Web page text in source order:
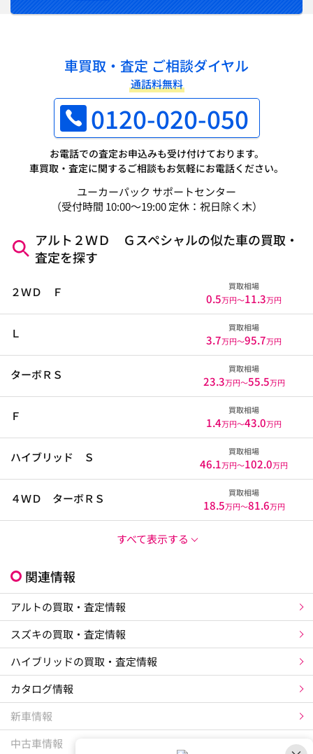
車買取・査定 ご相談ダイヤル
通話料無料
0120-020-050
お電話での査定お申込みも受け付けております。
車買取・査定に関するご相談もお気軽にお電話ください。
ユーカーパック サポートセンター
（受付時間 10:00～19:00 定休：祝日除く木）
アルト２ＷＤ Ｇスペシャルの似た車の買取・
査定を探す
２ＷＤ Ｆ 買取相場
0.5万円〜11.3万円
Ｌ 買取相場
3.7万円〜95.7万円
ターボＲＳ 買取相場
23.3万円〜55.5万円
Ｆ 買取相場
1.4万円〜43.0万円
ハイブリッド Ｓ 買取相場
46.1万円〜102.0万円
４ＷＤ ターボＲＳ 買取相場
18.5万円〜81.6万円
すべて表示する
関連情報
アルトの買取・査定情報
スズキの買取・査定情報
ハイブリッドの買取・査定情報
カタログ情報
新車情報
中古車情報